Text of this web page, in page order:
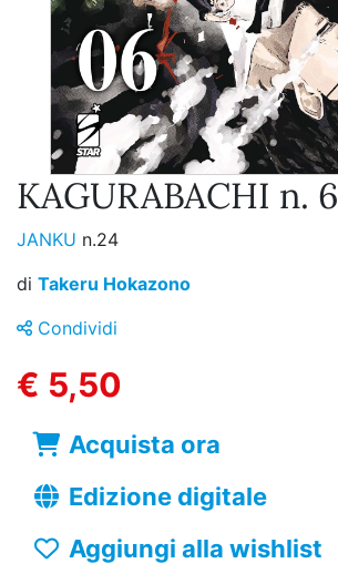
KAGURABACHI n. 6
JANKU n.24
di Takeru Hokazono
Condividi
€ 5,50
Acquista ora
Edizione digitale
Aggiungi alla wishlist